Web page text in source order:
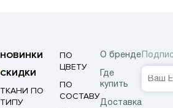
НОВИНКИ
СКИДКИ
ТКАНИ ПО
ТИПУ
ПО
ЦВЕТУ
ПО
СОСТАВУ
О бренде
Где
купить
Доставка